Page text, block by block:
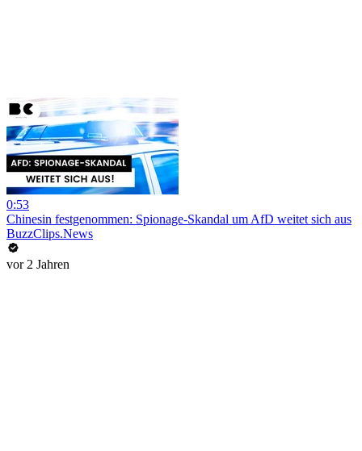
0:53
Chinesin festgenommen: Spionage-Skandal um AfD weitet sich aus
BuzzClips.News
vor 2 Jahren